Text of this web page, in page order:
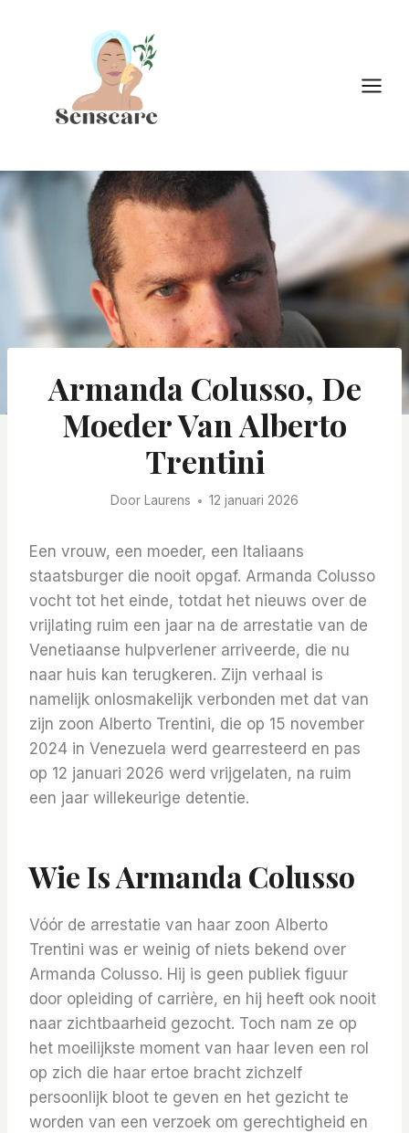
Armanda Colusso, De
Moeder Van Alberto
Trentini
Door Laurens 12 januari 2026
Een vrouw, een moeder, een Italiaans
staatsburger die nooit opgaf. Armanda Colusso
vocht tot het einde, totdat het nieuws over de
vrijlating ruim een ​​jaar na de arrestatie van de
Venetiaanse hulpverlener arriveerde, die nu
naar huis kan terugkeren. Zijn verhaal is
namelijk onlosmakelijk verbonden met dat van
zijn zoon Alberto Trentini, die op 15 november
2024 in Venezuela werd gearresteerd en pas
op 12 januari 2026 werd vrijgelaten, na ruim
een ​​jaar willekeurige detentie.
Wie Is Armanda Colusso
Vóór de arrestatie van haar zoon Alberto
Trentini was er weinig of niets bekend over
Armanda Colusso. Hij is geen publiek figuur
door opleiding of carrière, en hij heeft ook nooit
naar zichtbaarheid gezocht. Toch nam ze op
het moeilijkste moment van haar leven een rol
op zich die haar ertoe bracht zichzelf
persoonlijk bloot te geven en het gezicht te
worden van een verzoek om gerechtigheid en